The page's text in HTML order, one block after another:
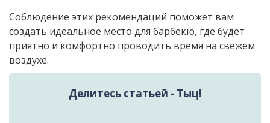
Соблюдение этих рекомендаций поможет вам
создать идеальное место для барбекю, где будет
приятно и комфортно проводить время на свежем
воздухе.
Делитесь статьей - Тыц!